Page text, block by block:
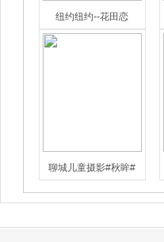
纽约纽约--花田恋
聊城儿童摄影#秋眸#